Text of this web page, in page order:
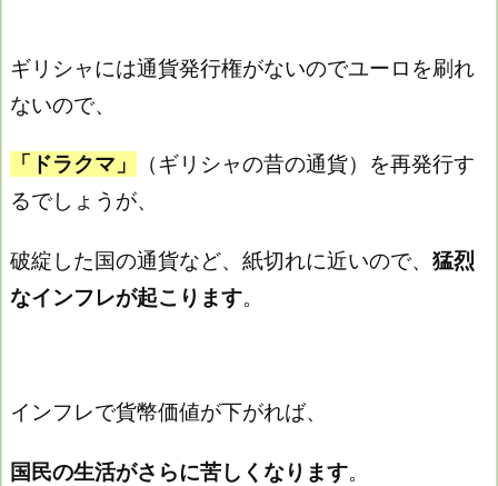
ギリシャには通貨発行権がないのでユーロを刷れ
ないので、
「ドラクマ」
（ギリシャの昔の通貨）を再発行す
るでしょうが、
破綻した国の通貨など、紙切れに近いので、 猛烈
なインフレが起こります。
インフレで貨幣価値が下がれば、
国民の生活がさらに苦しくなります。